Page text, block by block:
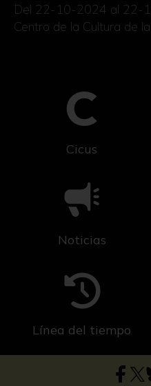
Del 22-10-2024 al 22-
Centro de la Cultura de
Cicus
Noticias
Línea del tiempo